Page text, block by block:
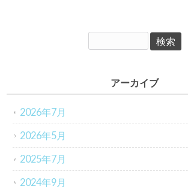
アーカイブ
2026年7月
2026年5月
2025年7月
2024年9月